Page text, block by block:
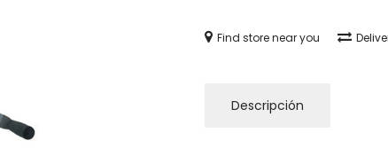
Find store near you
Descripción